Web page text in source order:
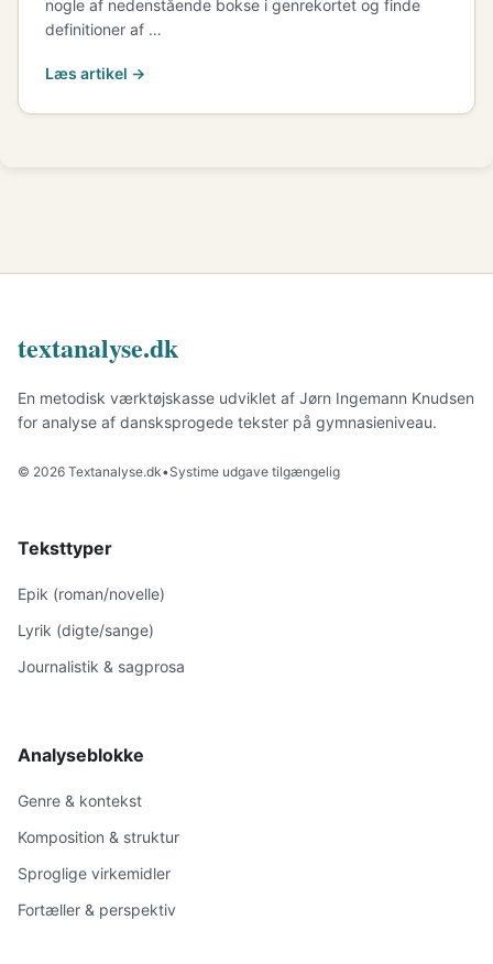
nogle af nedenstående bokse i genrekortet og finde
definitioner af …
Læs artikel →
textanalyse.dk
En metodisk værktøjskasse udviklet af Jørn Ingemann Knudsen
for analyse af dansksprogede tekster på gymnasieniveau.
© 2026 Textanalyse.dk•Systime udgave tilgængelig
Teksttyper
Epik (roman/novelle)
Lyrik (digte/sange)
Journalistik & sagprosa
Analyseblokke
Genre & kontekst
Komposition & struktur
Sproglige virkemidler
Fortæller & perspektiv